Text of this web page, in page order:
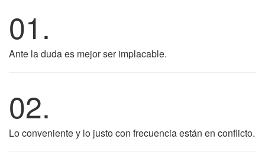
01.
Ante la duda es mejor ser implacable.
02.
Lo conveniente y lo justo con frecuencia están en conflicto.